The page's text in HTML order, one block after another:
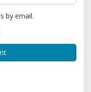
by email.